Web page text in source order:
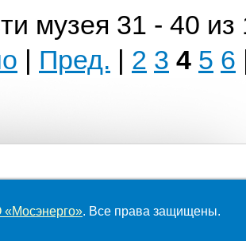
музея 31 - 40 из
| Пред. | 2 3 4 5 6
. Все права защищены.